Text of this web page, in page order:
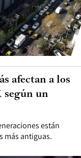
están
más antiguas.
afectan a los
según un